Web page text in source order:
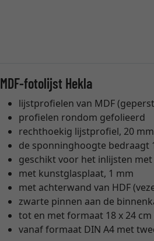
MDF-fotolijst Hekla
lijstprofielen van MDF
profielen rondom gefolieerd
rechthoekig lijstprofiel, 20
de sponninghoogte bedraagt
geschikt voor het inlijsten
met kunstglasplaat, 1 mm
met achterwand van HDF
zwarte pinnen aan de
tot en met formaat 18 x 24
vanaf formaat DIN A4 met